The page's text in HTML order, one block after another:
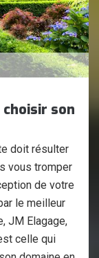
son
doit résulter
vous tromper
de votre
le meilleur
JM Elagage,
celle qui